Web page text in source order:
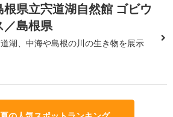
根県立宍道湖自然館 ゴビウ
／島根県
湖、中海や島根の川の生き物を展示